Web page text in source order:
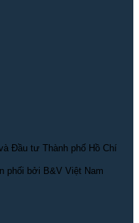
Đầu tư Thành phố Hồ Chí
phối bởi B&V Việt Nam